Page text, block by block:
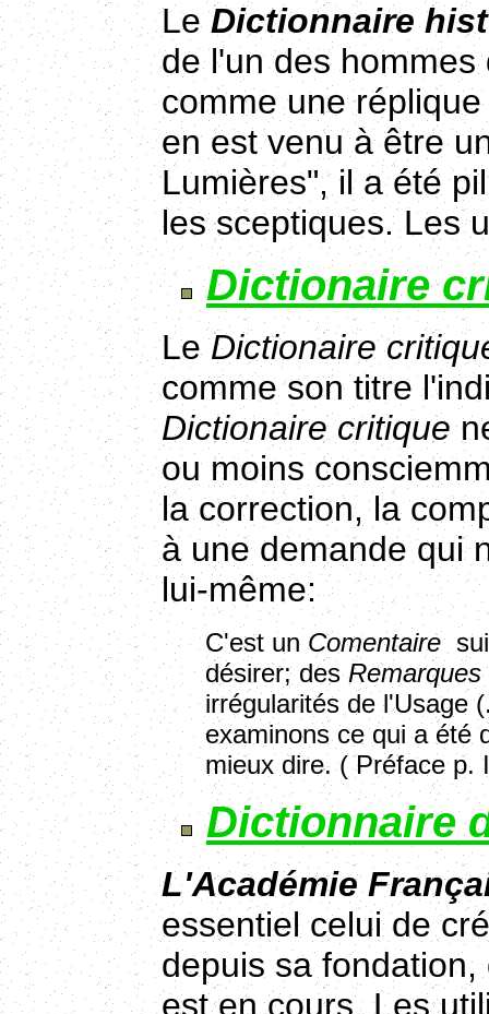
LeDictionnaire
de l'un des
comme une
en est venu à être
Lumières", il a été
les sceptiques. Les
Dictionaire
LeDictionaire
comme son titre
Dictionaire critique
ou moins
la correction, la
à une demande qui
lui-même:
C'est un Comentaire
désirer; desRemarques
irrégularités de l'Usage
examinons ce qui a été
mieux dire. ( Préface p.
Dictionnaire
L'Académie
essentiel celui de
depuis sa
est en cours. Les